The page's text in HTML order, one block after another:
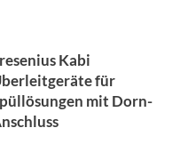
Kabi
für
mit Dorn-